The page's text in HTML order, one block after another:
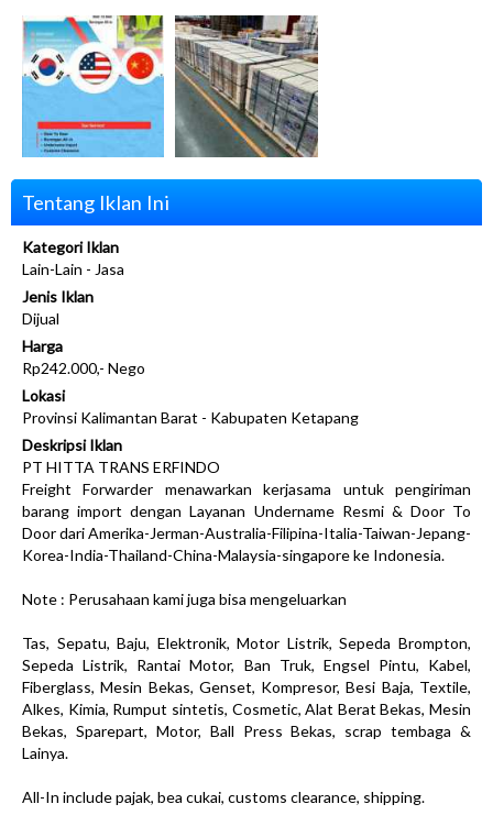
Tentang Iklan Ini
Kategori Iklan
Lain-Lain - Jasa
Jenis Iklan
Dijual
Harga
Rp242.000,- Nego
Lokasi
Provinsi Kalimantan Barat - Kabupaten Ketapang
Deskripsi Iklan
PT HITTA TRANS ERFINDO
Freight Forwarder menawarkan kerjasama untuk pengiriman
barang import dengan Layanan Undername Resmi & Door To
Door dari Amerika-Jerman-Australia-Filipina-Italia-Taiwan-Jepang-
Korea-India-Thailand-China-Malaysia-singapore ke Indonesia.
Note : Perusahaan kami juga bisa mengeluarkan
Tas, Sepatu, Baju, Elektronik, Motor Listrik, Sepeda Brompton,
Sepeda Listrik, Rantai Motor, Ban Truk, Engsel Pintu, Kabel,
Fiberglass, Mesin Bekas, Genset, Kompresor, Besi Baja, Textile,
Alkes, Kimia, Rumput sintetis, Cosmetic, Alat Berat Bekas, Mesin
Bekas, Sparepart, Motor, Ball Press Bekas, scrap tembaga &
Lainya.
All-In include pajak, bea cukai, customs clearance, shipping.